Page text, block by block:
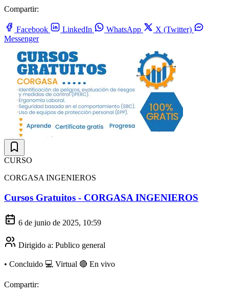
Compartir:
Facebook LinkedIn WhatsApp
X (Twitter)
Messenger
CURSO
CORGASA INGENIEROS
Cursos Gratuitos - CORGASA INGENIEROS
6 de junio de 2025, 10:59
Dirigido a: Publico general
• Concluido 💻 Virtual 🔴 En vivo
Compartir: